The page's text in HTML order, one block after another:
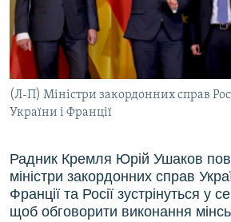
ВІДЕОУРОКИ «ELIFBE»
СВІДЧЕННЯ ОКУПАЦІЇ
УКРАЇНСЬКА ПРОБЛЕМА КРИМУ
ІНФОГРАФІКА
Русский
Qırımtatar
ДОЛУЧАЙСЯ!
Усі сайти RFE/RL
(Л-П) Міністри закордонних справ
України і Франції
Радник Кремля Юрій Ушаков
міністри закордонних справ
Франції та Росії зустрінуться у
щоб обговорити виконання